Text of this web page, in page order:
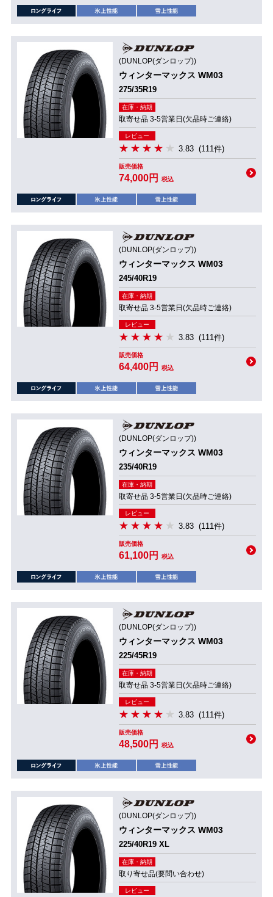
(DUNLOP(ダンロップ))
ウィンターマックス WM03
275/35R19
在庫・納期
取寄せ品 3-5営業日(欠品時ご連絡)
レビュー
3.83 (111件)
販売価格
74,000円 税込
(DUNLOP(ダンロップ))
ウィンターマックス WM03
245/40R19
在庫・納期
取寄せ品 3-5営業日(欠品時ご連絡)
レビュー
3.83 (111件)
販売価格
64,400円 税込
(DUNLOP(ダンロップ))
ウィンターマックス WM03
235/40R19
在庫・納期
取寄せ品 3-5営業日(欠品時ご連絡)
レビュー
3.83 (111件)
販売価格
61,100円 税込
(DUNLOP(ダンロップ))
ウィンターマックス WM03
225/45R19
在庫・納期
取寄せ品 3-5営業日(欠品時ご連絡)
レビュー
3.83 (111件)
販売価格
48,500円 税込
(DUNLOP(ダンロップ))
ウィンターマックス WM03
225/40R19 XL
在庫・納期
取り寄せ品(要問い合わせ)
レビュー